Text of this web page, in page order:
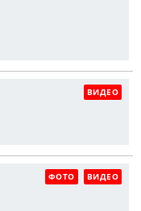
ВИДЕО
ФОТО ВИДЕО